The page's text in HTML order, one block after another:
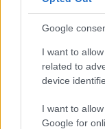
Google
I want to
related to
device
I want to
Google for
Continua a